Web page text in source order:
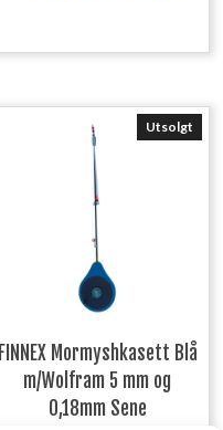
Utsolgt
FINNEX Mormyshkasett Blå
m/Wolfram 5 mm og
0,18mm Sene